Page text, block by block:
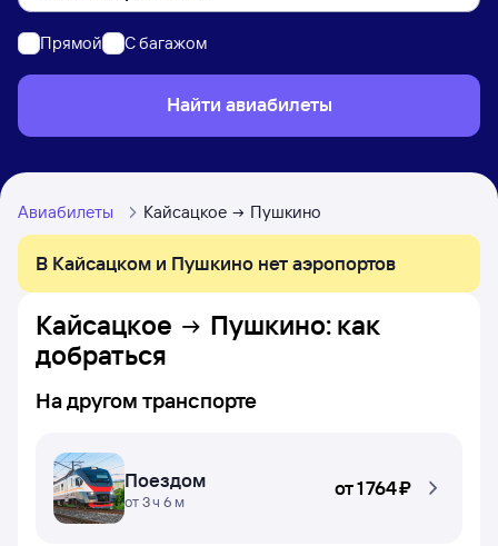
Прямой C багажом
Найти авиабилеты
Авиабилеты Кайсацкое Пушкино
В Кайсацком и Пушкино нет аэропортов
Кайсацкое Пушкино: как
добраться
На другом транспорте
Поездом
от 3 ч 6 м
от1 ⁠764 ⁠₽